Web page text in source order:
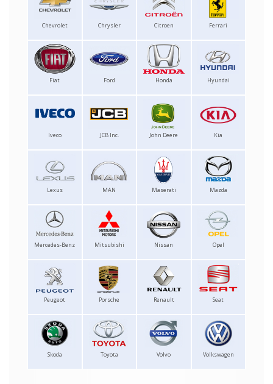
Chevrolet Chrysler Citroen Ferrari
Fiat Ford Honda Hyundai
Iveco JCB Inc. John Deere Kia
Lexus MAN Maserati Mazda
Mercedes-Benz Mitsubishi Nissan Opel
Peugeot Porsche Renault Seat
Skoda Toyota Volvo Volkswagen